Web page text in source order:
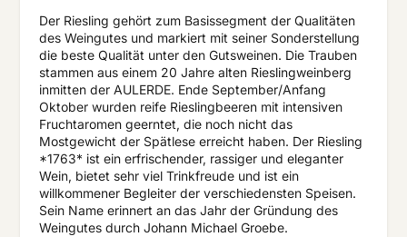
Der Riesling gehört zum Basissegment der Qualitäten
des Weingutes und markiert mit seiner Sonderstellung
die beste Qualität unter den Gutsweinen. Die Trauben
stammen aus einem 20 Jahre alten Rieslingweinberg
inmitten der AULERDE. Ende September/Anfang
Oktober wurden reife Rieslingbeeren mit intensiven
Fruchtaromen geerntet, die noch nicht das
Mostgewicht der Spätlese erreicht haben. Der Riesling
*1763* ist ein erfrischender, rassiger und eleganter
Wein, bietet sehr viel Trinkfreude und ist ein
willkommener Begleiter der verschiedensten Speisen.
Sein Name erinnert an das Jahr der Gründung des
Weingutes durch Johann Michael Groebe.